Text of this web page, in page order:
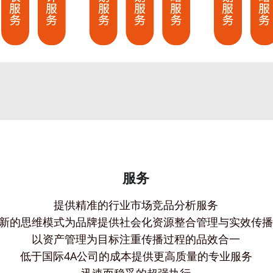
服务
提供精准的行业市场竞品分析服务
的思维模式为品牌提供社会化资源整合管理与实效传
以资产管理为目标注重传播过程的品效合一
低于国际4A公司的成本提供更高质量的专业服务